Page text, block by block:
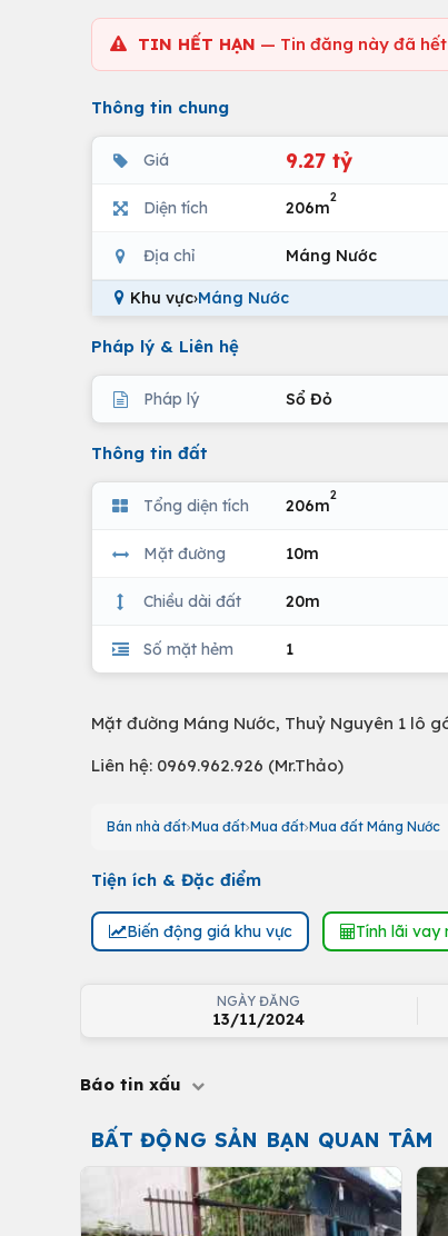
TIN HẾT HẠN — Tin đăng này đã hết
Thông tin chung
Giá 9.27 tỷ
Diện tích 206m
2
Địa chỉ Máng Nước
Khu vực›Máng Nước
Pháp lý & Liên hệ
Pháp lý Sổ Đỏ
Thông tin đất
Tổng diện tích 206m
2
Mặt đường 10m
Chiều dài đất 20m
Số mặt hẻm 1
Mặt đường Máng Nước, Thuỷ Nguyên 1 lô
Liên hệ: 0969.962.926 (Mr.Thảo)
Bán nhà đất Mua đất Mua đất Mua đất Máng Nước
Tiện ích & Đặc điểm
Biến động giá khu vực Tính lãi vay
NGÀY ĐĂNG
13/11/2024
Báo tin xấu
BẤT ĐỘNG SẢN BẠN QUAN TÂM